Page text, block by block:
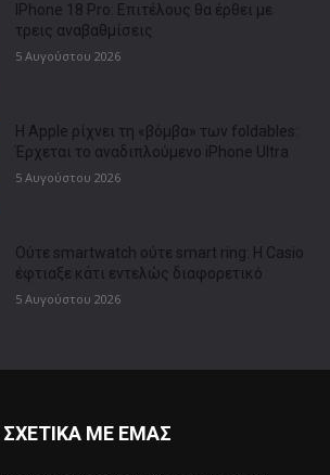
IPhone 18 Pro: Επιτέλους θα έρθει με
τρεις αναβαθμίσεις
5 Αυγούστου 2026
Η Apple ρίχνει τη «βόμβα» των foldables:
Έρχεται το αναδιπλούμενο iPhone Ultra
5 Αυγούστου 2026
Ούτε smartwatch ούτε smart ring: Η Casio
έφτιαξε κάτι εντελώς διαφορετικό
5 Αυγούστου 2026
ΣΧΕΤΙΚΑ ΜΕ ΕΜΑΣ